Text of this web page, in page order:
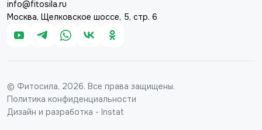
info@fitosila.ru
Москва, Щелковское шоссе, 5, стр. 6
© Фитосила, 2026. Все права защищены.
Политика конфиденциальности
Дизайн и разработка - Instat